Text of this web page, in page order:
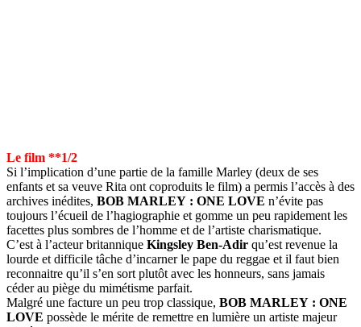
Le film **1/2
Si l’implication d’une partie de la famille Marley (deux de ses
enfants et sa veuve Rita ont coproduits le film) a permis l’accès à des
archives inédites, BOB MARLEY : ONE LOVE n’évite pas
toujours l’écueil de l’hagiographie et gomme un peu rapidement les
facettes plus sombres de l’homme et de l’artiste charismatique.
C’est à l’acteur britannique Kingsley Ben-Adir qu’est revenue la
lourde et difficile tâche d’incarner le pape du reggae et il faut bien
reconnaitre qu’il s’en sort plutôt avec les honneurs, sans jamais
céder au piège du mimétisme parfait.
Malgré une facture un peu trop classique, BOB MARLEY : ONE
LOVE possède le mérite de remettre en lumière un artiste majeur